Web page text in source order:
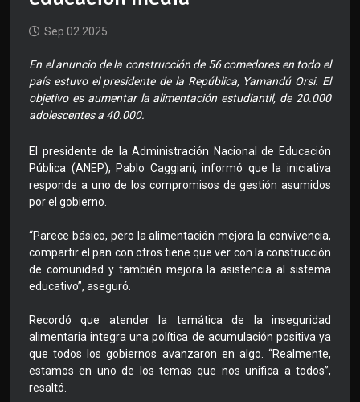
Sep 02 2025
En el anuncio de la construcción de 56 comedores en todo el
país estuvo el presidente de la República, Yamandú Orsi. El
objetivo es aumentar la alimentación estudiantil, de 20.000
adolescentes a 40.000.
El presidente de la Administración Nacional de Educación
Pública (ANEP), Pablo Caggiani, informó que la iniciativa
responde a uno de los compromisos de gestión asumidos
por el gobierno.
“Parece básico, pero la alimentación mejora la convivencia,
compartir el pan con otros tiene que ver con la construcción
de comunidad y también mejora la asistencia al sistema
educativo”, aseguró.
Recordó que atender la temática de la inseguridad
alimentaria integra una política de acumulación positiva ya
que todos los gobiernos avanzaron en algo. “Realmente,
estamos en uno de los temas que nos unifica a todos”,
resaltó.